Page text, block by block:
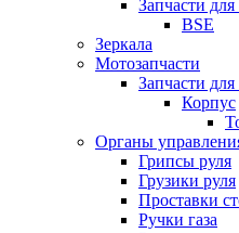
Запчасти
BSE
Зеркала
Мотозапчасти
Запчасти
Корпус
Органы
Грипсы руля
Грузики руля
Проставки
Ручки газа